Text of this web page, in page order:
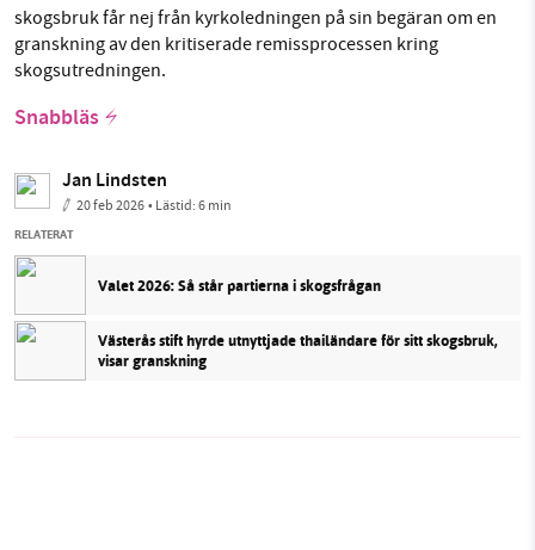
skogsbruk får nej från kyrkoledningen på sin begäran om en
granskning av den kritiserade remissprocessen kring
skogsutredningen.
Snabbläs
Jan Lindsten
20 feb 2026• Lästid:6 min
RELATERAT
Valet 2026: Så står partierna i skogsfrågan
Västerås stift hyrde utnyttjade thailändare för sitt skogsbruk,
visar granskning